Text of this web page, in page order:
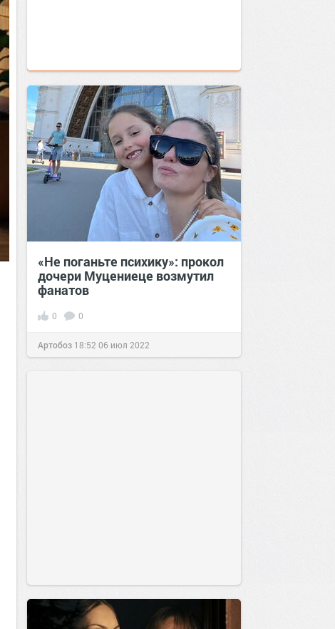
«Не поганьте психику»: прокол
дочери Муцениеце возмутил
фанатов
0 0
Артобоз 18:52 06 июл 2022